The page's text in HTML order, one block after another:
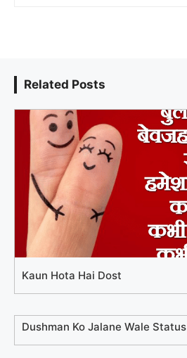
Related Posts
Kaun Hota Hai Dost
Dushman Ko Jalane Wale Status